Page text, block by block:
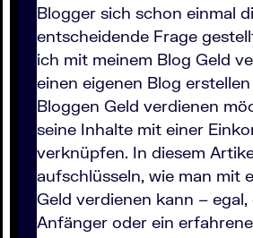
Blogger sich schon einmal
entscheidende Frage
ich mit meinem Blog Geld
einen eigenen Blog
Bloggen Geld verdienen
seine Inhalte mit einer
verknüpfen. In diesem
aufschlüsseln, wie man mit
Geld verdienen kann – egal,
Anfänger oder ein